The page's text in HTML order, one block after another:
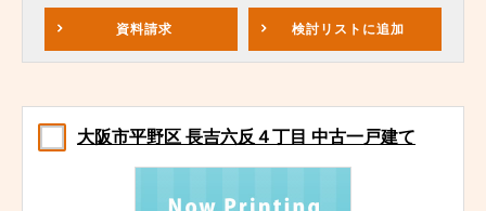
資料請求 検討リスト に追加
大阪市平野区 長吉六反４丁目 中古一戸建て